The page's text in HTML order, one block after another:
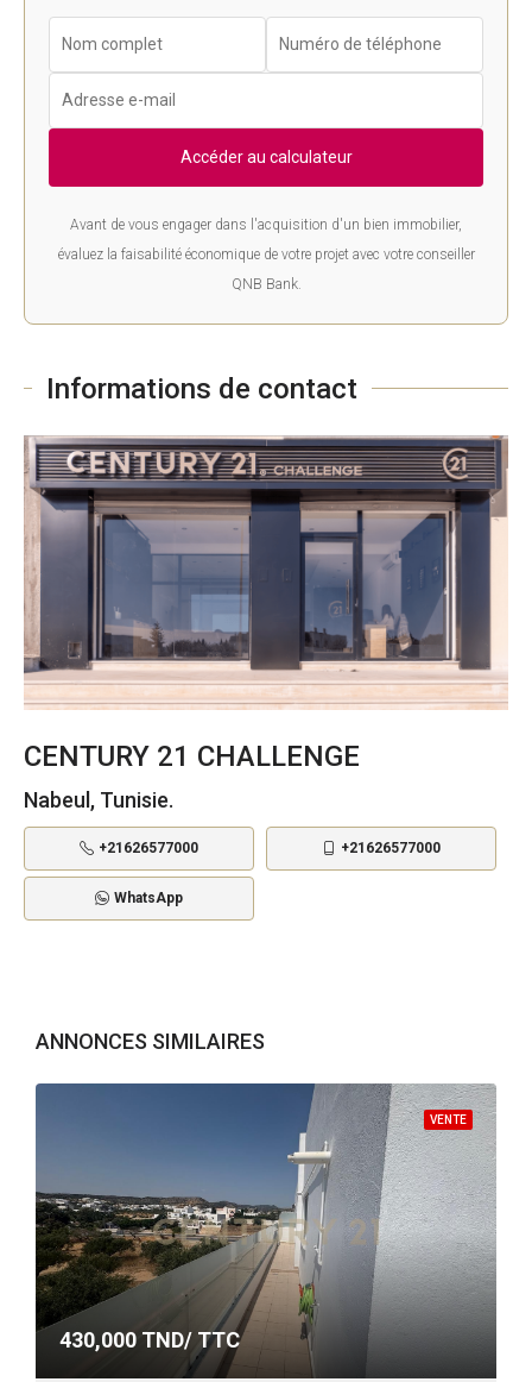
Accéder au calculateur
Avant de vous engager dans l'acquisition d'un bien immobilier,
évaluez la faisabilité économique de votre projet avec votre conseiller
QNB Bank.
Informations de contact
CENTURY 21 CHALLENGE
Nabeul, Tunisie.
+21626577000 +21626577000
WhatsApp
ANNONCES SIMILAIRES
VENTE
430,000 TND/ TTC